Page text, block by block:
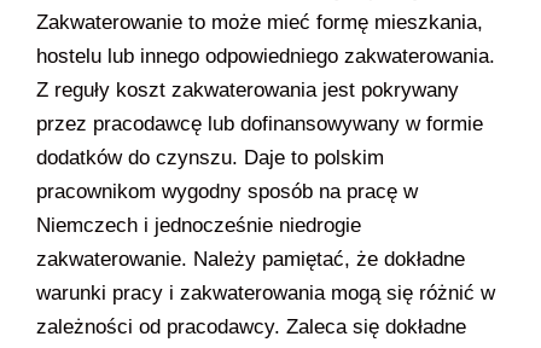
Zakwaterowanie to może mieć formę mieszkania,
hostelu lub innego odpowiedniego zakwaterowania.
Z reguły koszt zakwaterowania jest pokrywany
przez pracodawcę lub dofinansowywany w formie
dodatków do czynszu. Daje to polskim
pracownikom wygodny sposób na pracę w
Niemczech i jednocześnie niedrogie
zakwaterowanie. Należy pamiętać, że dokładne
warunki pracy i zakwaterowania mogą się różnić w
zależności od pracodawcy. Zaleca się dokładne